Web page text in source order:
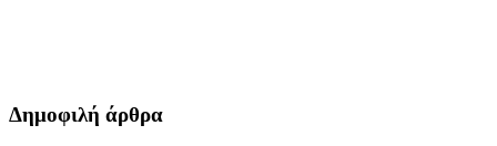
Δημοφιλή άρθρα